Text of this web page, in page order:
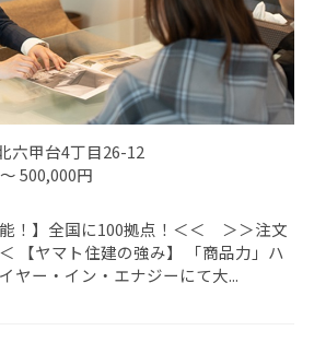
六甲台4丁目26-12
500,000円
！】全国に100拠点！＜＜ ＞＞注文
【ヤマト住建の強み】 「商品力」ハ
ヤー・イン・エナジーにて大...